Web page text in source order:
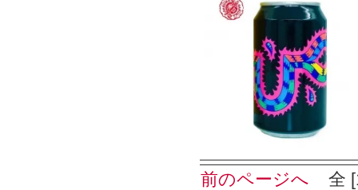
前のページへ 全